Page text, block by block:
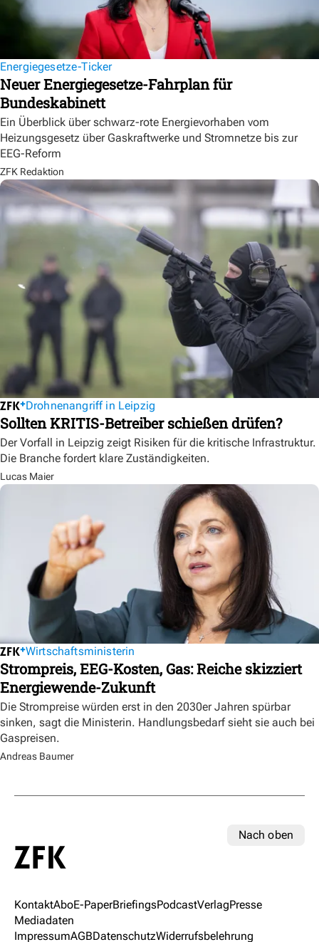
Energiegesetze-Ticker
Neuer Energiegesetze-Fahrplan für
Bundeskabinett
Ein Überblick über schwarz-rote Energievorhaben vom
Heizungsgesetz über Gaskraftwerke und Stromnetze bis zur
EEG-Reform
ZFK Redaktion
Drohnenangriff in Leipzig
Sollten KRITIS-Betreiber schießen drüfen?
Der Vorfall in Leipzig zeigt Risiken für die kritische Infrastruktur.
Die Branche fordert klare Zuständigkeiten.
Lucas Maier
Wirtschaftsministerin
Strompreis, EEG-Kosten, Gas: Reiche skizziert
Energiewende-Zukunft
Die Strompreise würden erst in den 2030er Jahren spürbar
sinken, sagt die Ministerin. Handlungsbedarf sieht sie auch bei
Gaspreisen.
Andreas Baumer
Nach oben
KontaktAboE-PaperBriefingsPodcastVerlagPresse
Mediadaten
ImpressumAGBDatenschutzWiderrufsbelehrung